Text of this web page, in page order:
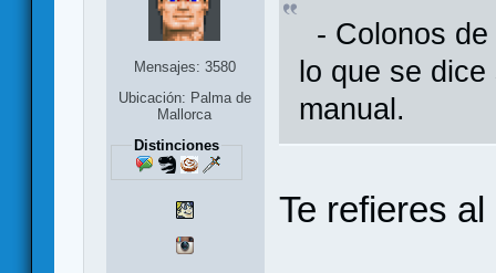
Mensajes: 3580
Ubicación: Palma de
Mallorca
Distinciones
- Colonos
lo que se
manual.
Te refieres